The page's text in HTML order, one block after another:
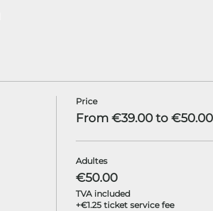
Price
From €39.00 to €50.00
Adultes
€50.00
TVA included
+€1.25 ticket service fee